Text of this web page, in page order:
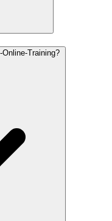
Training?